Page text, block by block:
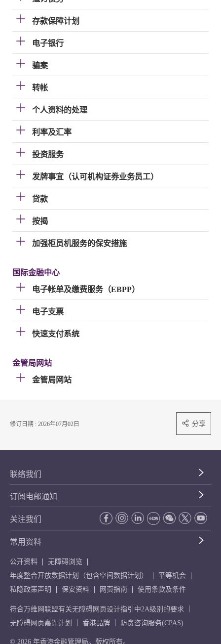
存款保障计划
电子银行
骗案
转帐
个人资料的处理
利率及汇率
投资服务
发牌事宜（认可机构证券业务员工）
贷款
按揭
加强柜员机服务的保安措施
国际金融中心
电子帐单及缴费服务（EBPP）
电子支票
快速支付系统
金管局网站
金管局网站
修订日期 : 2026年07月02日 分享
联络我们
订阅电邮通知
关注我们
常用资料
公开资料
无障碍浏览
年度整合开放数据计划（包含空间数据计划）
平等机会
私隐政策声明
保安资料 网页指南 使用条款及条件
符合万维网联盟有关无障碍网页设计指引中2A级别的要求
无障碍网页嘉许计划
香港品牌 防贪咨询服务(CPAS)
© 2026 年香港金融管理局。版权所有。